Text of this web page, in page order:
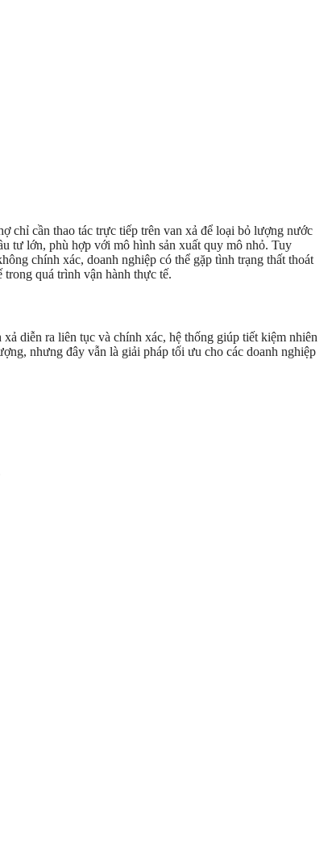
chỉ cần thao tác trực tiếp trên van xả để loại bỏ lượng nước
tư lớn, phù hợp với mô hình sản xuất quy mô nhỏ. Tuy
chính xác, doanh nghiệp có thể gặp tình trạng thất thoát
quá trình vận hành thực tế.
diễn ra liên tục và chính xác, hệ thống giúp tiết kiệm nhiên
nhưng đây vẫn là giải pháp tối ưu cho các doanh nghiệp